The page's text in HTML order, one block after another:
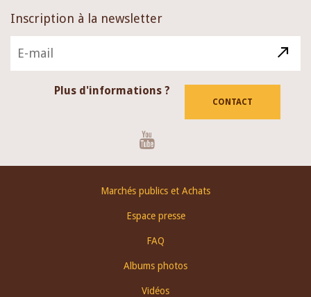
Inscription à la newsletter
Plus d'informations ?
CONTACT
Marchés publics et Achats
Espace presse
FAQ
Albums photos
Vidéos